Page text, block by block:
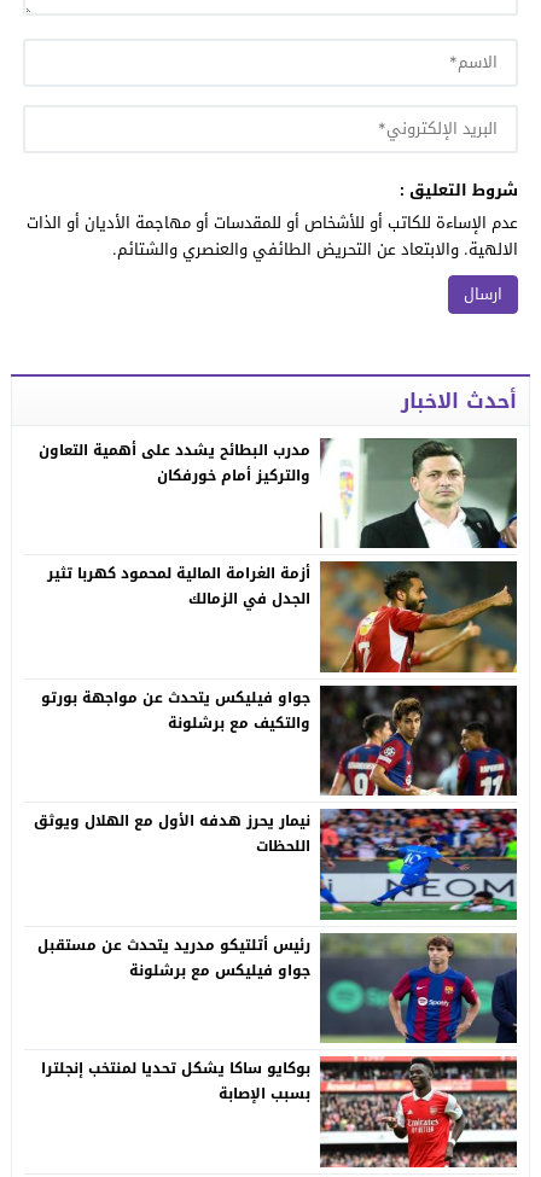
شروط التعليق :
عدم الإساءة للكاتب أو للأشخاص أو للمقدسات أو مهاجمة الأديان أو الذات
الالهية. والابتعاد عن التحريض الطائفي والعنصري والشتائم.
أحدث الاخبار
مدرب البطائح يشدد على أهمية التعاون
والتركيز أمام خورفكان
أزمة الغرامة المالية لمحمود كهربا تثير
الجدل في الزمالك
جواو فيليكس يتحدث عن مواجهة بورتو
والتكيف مع برشلونة
نيمار يحرز هدفه الأول مع الهلال ويوثق
اللحظات
رئيس أتلتيكو مدريد يتحدث عن مستقبل
جواو فيليكس مع برشلونة
بوكايو ساكا يشكل تحديا لمنتخب إنجلترا
بسبب الإصابة